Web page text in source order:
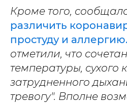
Кроме того,
различить
простуду и аллергию.
отметили, что
температуры, сухого
затрудненного
тревогу". Вполне